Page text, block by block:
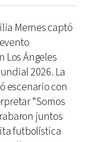
Mernes captó
Los Ángeles
2026. La
escenario con
“Somos
juntos
futbolística